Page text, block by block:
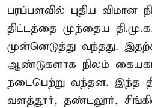
பரப்பளவில் புதிய
திட்டத்தை முந்தைய
முன்னெடுத்து வந்தது.
ஆண்டுகளாக நிலம்
நடைபெற்று வந்தன. இந்த
வளத்தூர், தண்டலூர்,